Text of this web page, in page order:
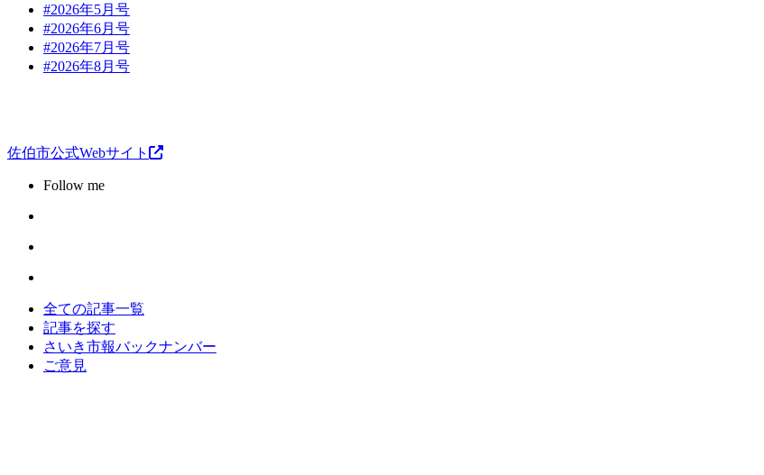
#2026年5月号
#2026年6月号
#2026年7月号
#2026年8月号
佐伯市公式Webサイト
Follow me
全ての記事一覧
記事を探す
さいき市報バックナンバー
ご意見